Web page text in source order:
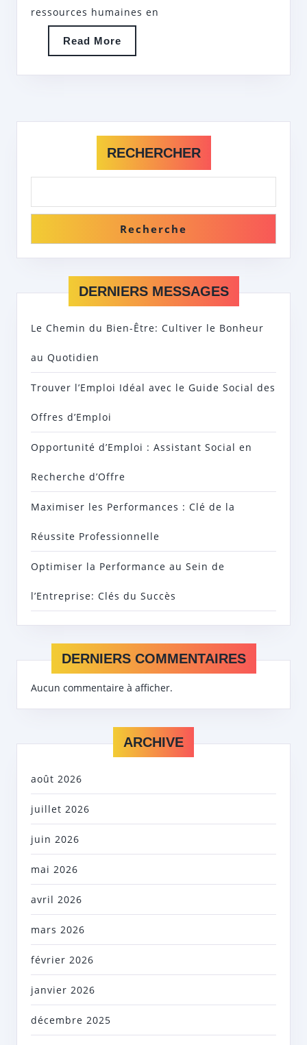
ressources humaines en
Read More
More
RECHERCHER
Recherche
DERNIERS MESSAGES
Le Chemin du Bien-Être: Cultiver le Bonheur
au Quotidien
Trouver l’Emploi Idéal avec le Guide Social des
Offres d’Emploi
Opportunité d’Emploi : Assistant Social en
Recherche d’Offre
Maximiser les Performances : Clé de la
Réussite Professionnelle
Optimiser la Performance au Sein de
l’Entreprise: Clés du Succès
DERNIERS COMMENTAIRES
Aucun commentaire à afficher.
ARCHIVE
août 2026
juillet 2026
juin 2026
mai 2026
avril 2026
mars 2026
février 2026
janvier 2026
décembre 2025